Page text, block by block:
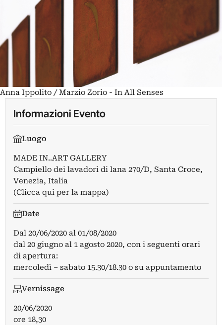
Anna Ippolito / Marzio Zorio - In All Senses
Informazioni Evento
Luogo
MADE IN..ART GALLERY
Campiello dei lavadori di lana 270/D, Santa Croce,
Venezia, Italia
(Clicca qui per la mappa)
Date
Dal 20/06/2020 al 01/08/2020
dal 20 giugno al 1 agosto 2020, con i seguenti orari
di apertura:
mercoledì – sabato 15.30/18.30 o su appuntamento
Vernissage
20/06/2020
ore 18,30